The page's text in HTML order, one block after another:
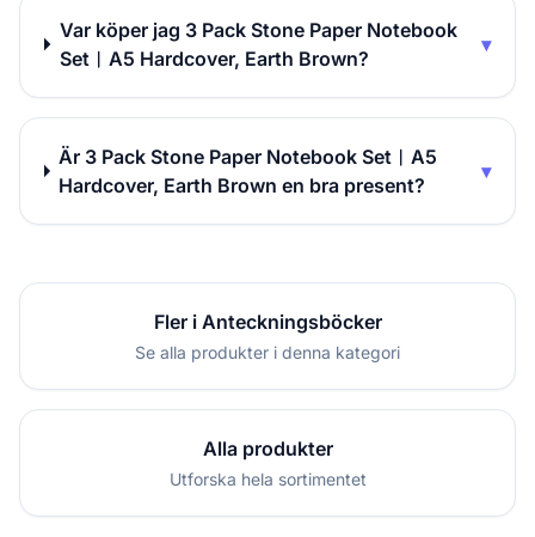
Var köper jag 3 Pack Stone Paper Notebook
Set︱A5 Hardcover, Earth Brown?
▾
Är 3 Pack Stone Paper Notebook Set︱A5
Hardcover, Earth Brown en bra present?
▾
Fler i Anteckningsböcker
Se alla produkter i denna kategori
Alla produkter
Utforska hela sortimentet